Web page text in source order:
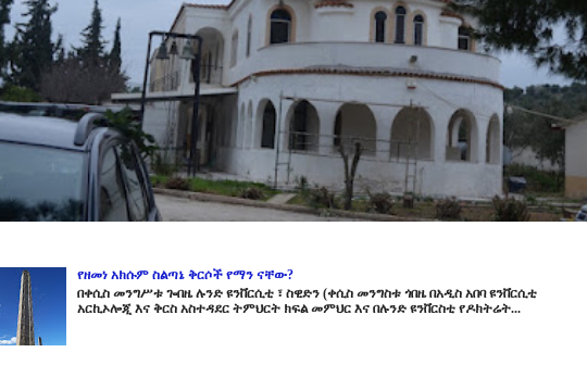
የዘመነ አክሱም ስልጣኔ ቅርሶች የማን ናቸው?
በቀሲስ መንግሥቱ ጐበዜ ሉንድ ዩንቨርሲቲ ፣ ስዊድን (ቀሲስ መንግስቱ ጎበዜ በአዲስ አበባ ዩንቨርሲቲ
አርኪኦሎጂ እና ቅርስ አስተዳደር ትምህርት ክፍል መምህር እና በሉንድ ዩንቨርስቲ የዶክትሬት...